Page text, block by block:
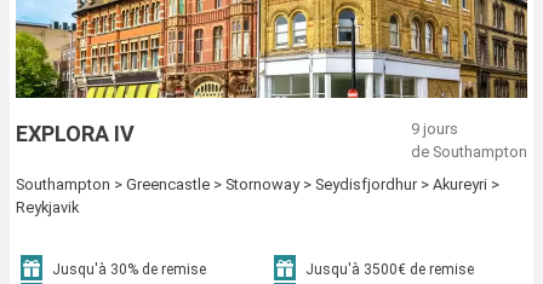
EXPLORA IV
9 jours
de Southampton
Southampton > Greencastle > Stornoway > Seydisfjordhur > Akureyri >
Reykjavik
Jusqu'à 30% de remise
Jusqu'à 3500€ de remise